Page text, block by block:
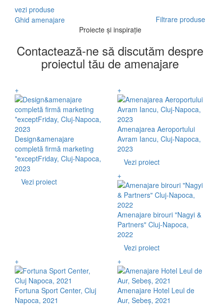
vezi produse
Filtrare produse
Ghid amenajare
Proiecte și inspirație
Contactează-ne să discutăm despre
proiectul tău de amenajare
+
Design&amenajare
completă firmă marketing
*exceptFriday, Cluj-Napoca,
2023
Vezi proiect
+
Amenajarea Aeroportului
Avram Iancu, Cluj-Napoca,
2023
Vezi proiect
+
Amenajare birouri "Nagyi &
Partners" Cluj-Napoca,
2022
Vezi proiect
+
Fortuna Sport Center, Cluj
Napoca, 2021
+
Amenajare Hotel Leul de
Aur, Sebeș, 2021